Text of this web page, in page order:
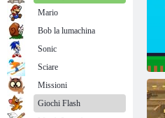
Mario
Bob la lumachina
Sonic
Sciare
Missioni
Giochi Flash